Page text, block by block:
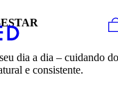
dia a dia – cuidando do
e consistente.